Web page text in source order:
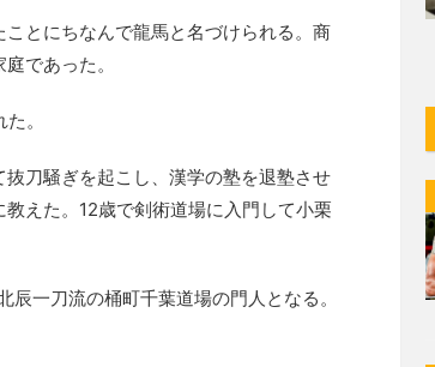
とにちなんで龍馬と名づけられる。商
であった。
。
刀騒ぎを起こし、漢学の塾を退塾させ
えた。12歳で剣術道場に入門して小栗
一刀流の桶町千葉道場の門人となる。